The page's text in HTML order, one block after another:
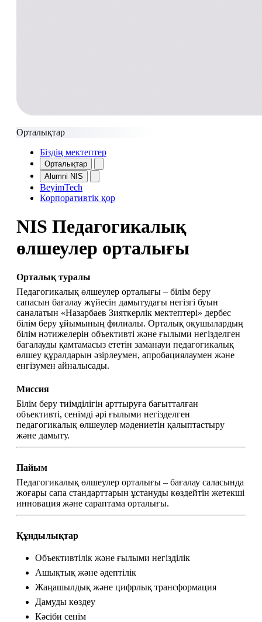
Орталықтар
Біздің мектептер
Орталықтар
Alumni NIS
BeyimTech
Корпоративтік қор
NIS Педагогикалық
өлшеулер орталығы
Орталық туралы
Педагогикалық өлшеулер орталығы – білім беру
сапасын бағалау жүйесін дамытудағы негізгі буын
саналатын «Назарбаев Зияткерлік мектептері» дербес
білім беру ұйымының филиалы. Орталық оқушылардың
білім нәтижелерін объективті және ғылыми негізделген
бағалауды қамтамасыз ететін заманауи педагогикалық
өлшеу құралдарын әзірлеумен, апробациялаумен және
енгізумен айналысады.
Миссия
Білім беру тиімділігін арттыруға бағытталған
объективті, сенімді әрі ғылыми негізделген
педагогикалық өлшеулер мәдениетін қалыптастыру
және дамыту.
Пайым
Педагогикалық өлшеулер орталығы – бағалау саласында
жоғары сапа стандарттарын ұстануды көздейтін жетекші
инновация және сараптама орталығы.
Құндылықтар
Объективтілік және ғылыми негізділік
Ашықтық және әдептілік
Жаңашылдық және цифрлық трансформация
Дамуды көздеу
Кәсіби сенім